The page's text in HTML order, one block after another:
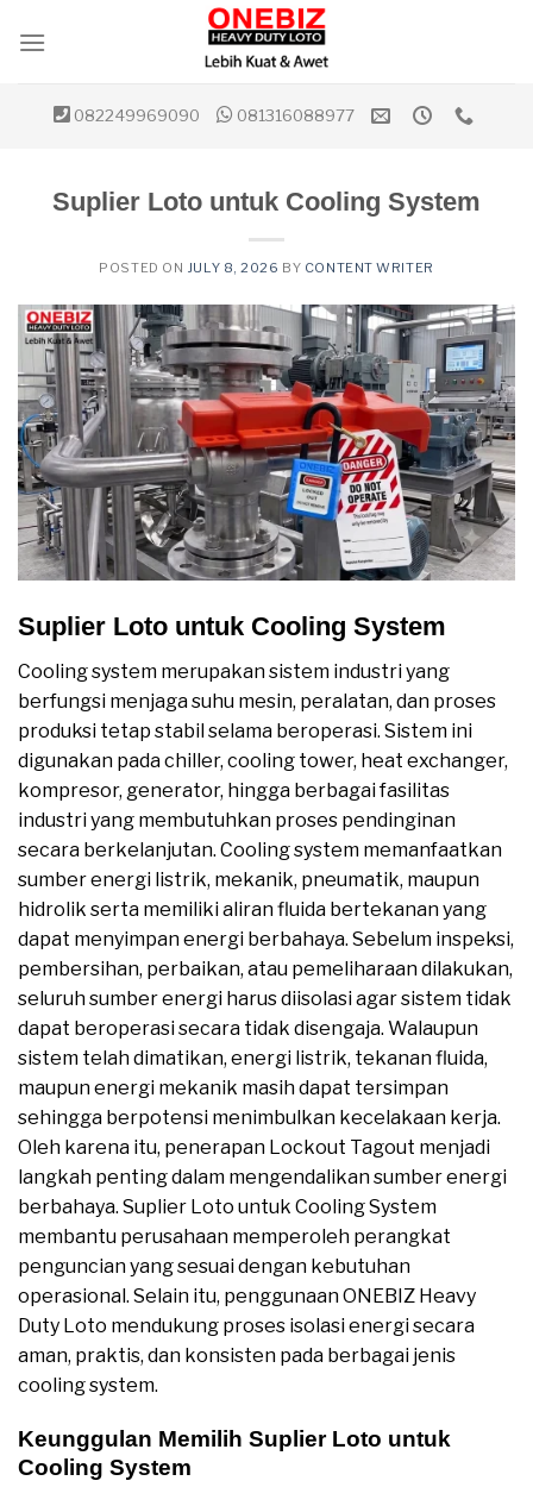
082249969090 081316088977
Suplier Loto untuk Cooling System
POSTED ON JULY 8, 2026 BY CONTENT WRITER
Suplier Loto untuk Cooling System
Cooling system merupakan sistem industri yang
berfungsi menjaga suhu mesin, peralatan, dan proses
produksi tetap stabil selama beroperasi. Sistem ini
digunakan pada chiller, cooling tower, heat exchanger,
kompresor, generator, hingga berbagai fasilitas
industri yang membutuhkan proses pendinginan
secara berkelanjutan. Cooling system memanfaatkan
sumber energi listrik, mekanik, pneumatik, maupun
hidrolik serta memiliki aliran fluida bertekanan yang
dapat menyimpan energi berbahaya. Sebelum inspeksi,
pembersihan, perbaikan, atau pemeliharaan dilakukan,
seluruh sumber energi harus diisolasi agar sistem tidak
dapat beroperasi secara tidak disengaja. Walaupun
sistem telah dimatikan, energi listrik, tekanan fluida,
maupun energi mekanik masih dapat tersimpan
sehingga berpotensi menimbulkan kecelakaan kerja.
Oleh karena itu, penerapan Lockout Tagout menjadi
langkah penting dalam mengendalikan sumber energi
berbahaya. Suplier Loto untuk Cooling System
membantu perusahaan memperoleh perangkat
penguncian yang sesuai dengan kebutuhan
operasional. Selain itu, penggunaan ONEBIZ Heavy
Duty Loto mendukung proses isolasi energi secara
aman, praktis, dan konsisten pada berbagai jenis
cooling system.
Keunggulan Memilih Suplier Loto untuk
Cooling System